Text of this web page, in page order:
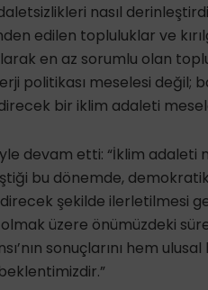
nasıl
edilen topluluklar ve
en az sorumlu olan
politikası meselesi değil;
bir iklim adaleti
devam etti: “İklim adaleti
bu dönemde,
şekilde ilerletilmesi
üzere önümüzdeki
sonuçlarını hem